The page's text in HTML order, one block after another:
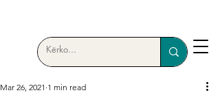
Mar 26, 2021 1 min read